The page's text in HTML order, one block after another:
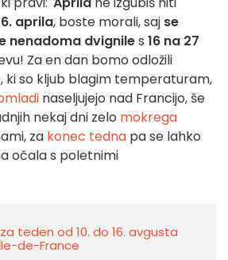
aprila, boste morali, saj se
nenadoma dvigniles 16 na 27
Za en dan bomo odložili
ki so kljub blagim temperaturam,
naseljujejo nad Francijo, še
nekaj dni zelo mokrega
za konec tedna pa se lahko
očala s poletnimi
teden od 10. do 16. avgusta
de-France